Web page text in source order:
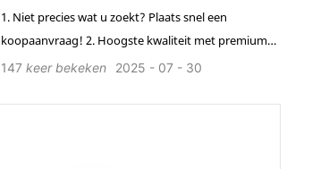
1. Niet precies wat u zoekt? Plaats snel een
koopaanvraag! 2. Hoogste kwaliteit met premium
materialen. 3. Directe fabrieksprijs, bespaar tot 65%.
2025 07 30
147 keer bekeken